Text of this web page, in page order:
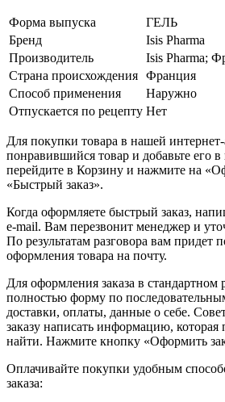
Форма выпуска
ГЕЛЬ
Бренд
Isis Pharma
Производитель
Isis Pharma;
Страна происхождения Франция
Способ применения
Наружно
Отпускается по рецепту Нет
Для покупки товара в нашей
понравившийся товар и добавьте его в
перейдите в Корзину и нажмите на
«Быстрый заказ».
Когда оформляете быстрый заказ,
e-mail. Вам перезвонит менеджер и
По результатам разговора вам придет
оформления товара на почту.
Для оформления заказа в стандартном
полностью форму по
доставки, оплаты, данные о себе.
заказу написать информацию, которая
найти. Нажмите кнопку «Оформить
Оплачивайте покупки удобным
заказа: